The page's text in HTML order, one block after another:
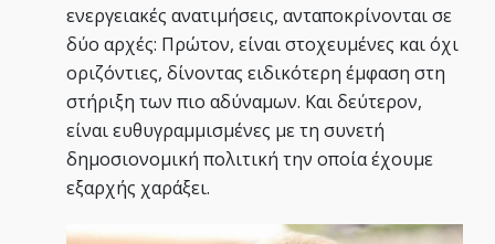
ενεργειακές ανατιμήσεις, ανταποκρίνονται σε
δύο αρχές: Πρώτον, είναι στοχευμένες και όχι
οριζόντιες, δίνοντας ειδικότερη έμφαση στη
στήριξη των πιο αδύναμων. Και δεύτερον,
είναι ευθυγραμμισμένες με τη συνετή
δημοσιονομική πολιτική την οποία έχουμε
εξαρχής χαράξει.